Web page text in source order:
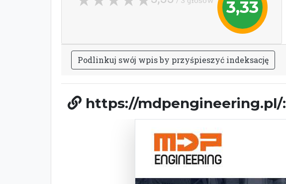
3,33
Podlinkuj swój wpisby przyśpieszyć indeksację
https://mdpengineering.pl/: